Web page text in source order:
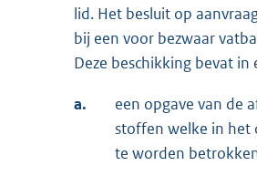
lid. Het besluit op
bij een voor bezwaar
Deze beschikking bevat in
a.
een opgave van de
stoffen welke in het
te worden